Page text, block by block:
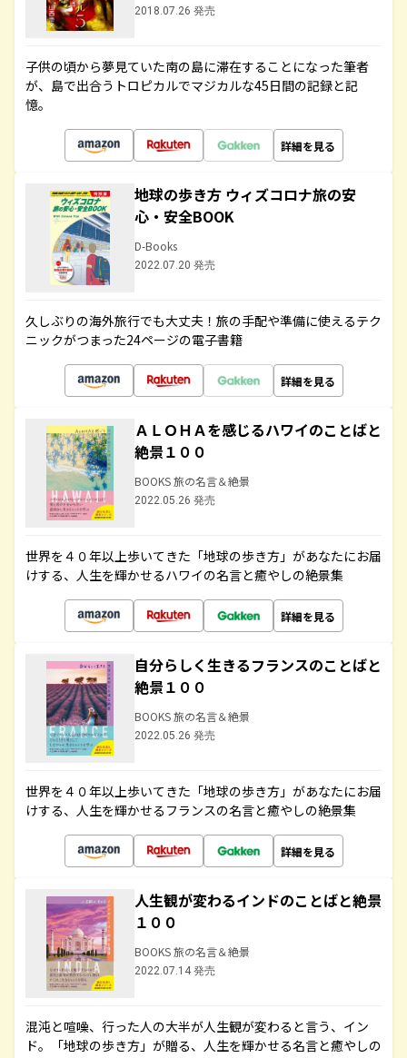
2018.07.26 発売
子供の頃から夢見ていた南の島に滞在することになった筆者
が、島で出合うトロピカルでマジカルな45日間の記録と記
憶。
詳細を見る
地球の歩き方 ウィズコロナ旅の安
心・安全BOOK
D-Books
2022.07.20 発売
久しぶりの海外旅行でも大丈夫！旅の手配や準備に使えるテク
ニックがつまった24ページの電子書籍
詳細を見る
ＡＬＯＨＡを感じるハワイのことばと
絶景１００
BOOKS 旅の名言＆絶景
2022.05.26 発売
世界を４０年以上歩いてきた「地球の歩き方」があなたにお届
けする、人生を輝かせるハワイの名言と癒やしの絶景集
詳細を見る
自分らしく生きるフランスのことばと
絶景１００
BOOKS 旅の名言＆絶景
2022.05.26 発売
世界を４０年以上歩いてきた「地球の歩き方」があなたにお届
けする、人生を輝かせるフランスの名言と癒やしの絶景集
詳細を見る
人生観が変わるインドのことばと絶景
１００
BOOKS 旅の名言＆絶景
2022.07.14 発売
混沌と喧噪、行った人の大半が人生観が変わると言う、イン
ド。「地球の歩き方」が贈る、人生を輝かせる名言と癒やしの